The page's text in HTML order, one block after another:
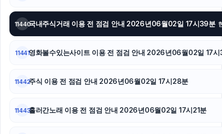
11440국내주식거래 이용 전 점검 안내 2026년06월02일 17시39분
11441영화볼수있는사이트 이용 전 점검 안내 2026년06월02일 17
11442주식 이용 전 점검 안내 2026년06월02일 17시28분
11443흘러간노래 이용 전 점검 안내 2026년06월02일 17시21분